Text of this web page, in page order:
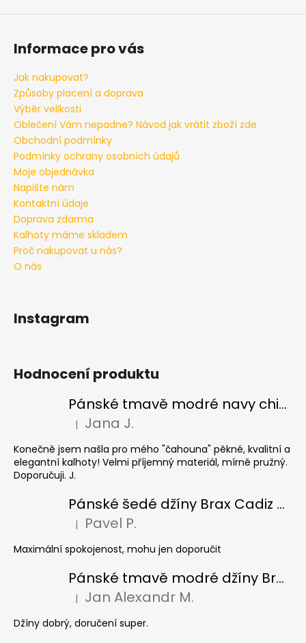
Informace pro vás
Jak nakupovat?
Způsoby placení a doprava
Výběr velikosti
Oblečení Vám nepadne? Návod jak vrátit zboží zde
Obchodní podmínky
Podmínky ochrany osobních údajů
Moje objednávka
Napište nám
Kontaktní údaje
Doprava zdarma
Kalhoty máme skladem
Proč nakupovat u nás?
O nás
Instagram
Hodnocení produktu
Pánské tmavě modré navy chinos Ed Baxter, prodloužené
Hodnocení produktu je 5 z 5 hvězdiček.
| Jana J.
Konečně jsem našla pro mého "čahouna" pěkné, kvalitní a
elegantní kalhoty! Velmi příjemný materiál, mírně pružný.
Doporučuji. J.
Pánské šedé džíny Brax Cadiz Grey smoke, prodloužené
Hodnocení produktu je 5 z 5 hvězdiček.
| Pavel P.
Maximální spokojenost, mohu jen doporučit
Pánské tmavě modré džíny Brax Cadiz Dark blue, prodloužené
Hodnocení produktu je 5 z 5 hvězdiček.
| Jan Alexandr M.
Džíny dobrý, doručení super.